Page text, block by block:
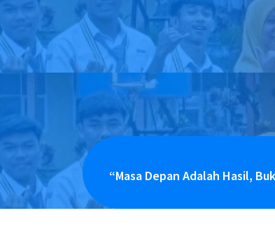
“Masa Depan Adalah Hasil,